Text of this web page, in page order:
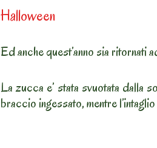
ON
Halloween
Ed anche quest’anno sia ritornati
La zucca e’ stata svuotata dalla
braccio ingessato, mentre